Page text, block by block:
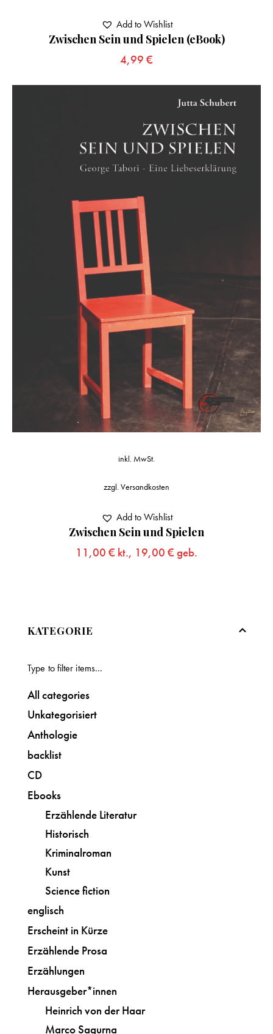
Zwischen Sein und Spielen (eBook)
4,99 €
Add to Wishlist
Zwischen Sein und Spielen
11,00 € kt., 19,00 € geb.
inkl. MwSt.
zzgl.Versandkosten
Add to Wishlist
KATEGORIE
All categories
Unkategorisiert
Anthologie
backlist
CD
Ebooks
Erzählende Literatur
Historisch
Kriminalroman
Kunst
Science fiction
englisch
Erscheint in Kürze
Erzählende Prosa
Erzählungen
Herausgeber*innen
Heinrich von der Haar
Marco Sagurna